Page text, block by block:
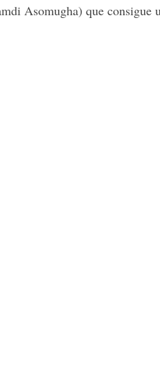
Asomugha) que consigue